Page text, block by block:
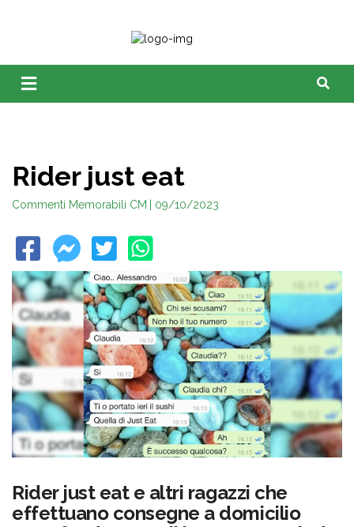
Rider just eat
Commenti Memorabili CM | 09/10/2023
Rider just eat e altri ragazzi che
effettuano consegne a domicilio